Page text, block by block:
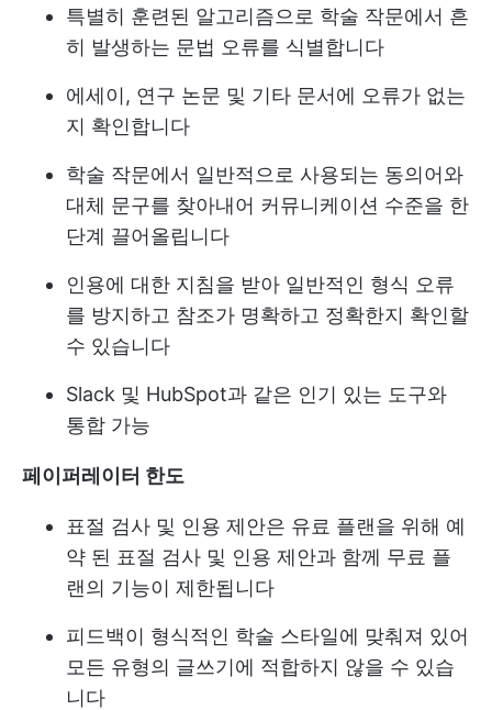
특별히 훈련된 알고리즘으로 학술 작문에서 흔
히 발생하는 문법 오류를 식별합니다
에세이, 연구 논문 및 기타 문서에 오류가 없는
지 확인합니다
학술 작문에서 일반적으로 사용되는 동의어와
대체 문구를 찾아내어 커뮤니케이션 수준을 한
단계 끌어올립니다
인용에 대한 지침을 받아 일반적인 형식 오류
를 방지하고 참조가 명확하고 정확한지 확인할
수 있습니다
Slack 및 HubSpot과 같은 인기 있는 도구와
통합 가능
페이퍼레이터 한도
표절 검사 및 인용 제안은 유료 플랜을 위해 예
약 된 표절 검사 및 인용 제안과 함께 무료 플
랜의 기능이 제한됩니다
피드백이 형식적인 학술 스타일에 맞춰져 있어
모든 유형의 글쓰기에 적합하지 않을 수 있습
니다